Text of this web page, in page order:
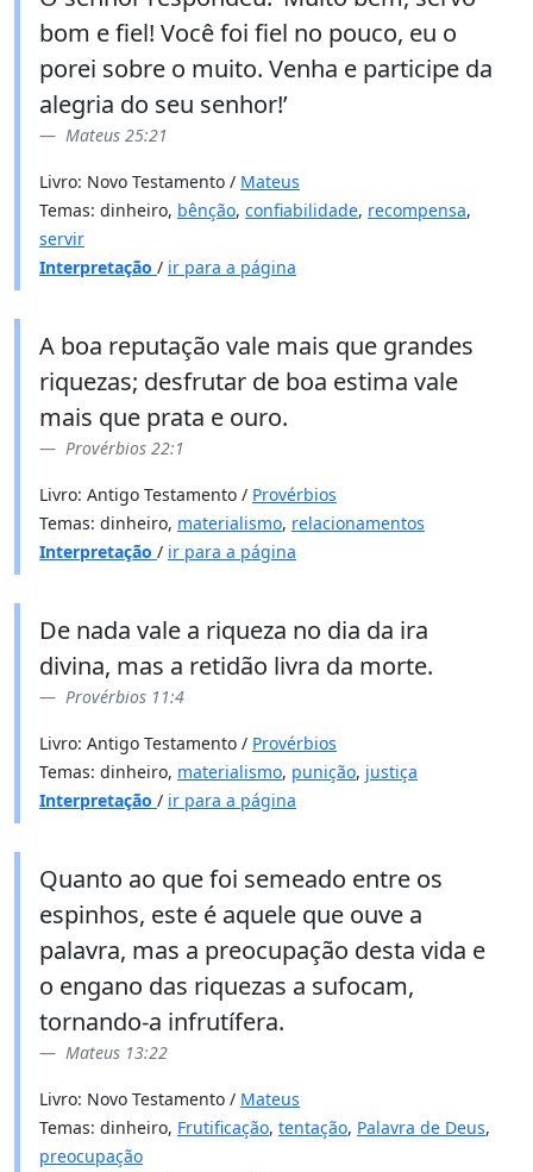
bom e fiel! Você foi fiel no pouco, eu o
porei sobre o muito. Venha e participe da
alegria do seu senhor!’
Mateus 25:21
Livro: Novo Testamento / Mateus
Temas: dinheiro, bênção, confiabilidade, recompensa,
servir
Interpretação / ir para a página
A boa reputação vale mais que grandes
riquezas; desfrutar de boa estima vale
mais que prata e ouro.
Provérbios 22:1
Livro: Antigo Testamento / Provérbios
Temas: dinheiro, materialismo, relacionamentos
Interpretação / ir para a página
De nada vale a riqueza no dia da ira
divina, mas a retidão livra da morte.
Provérbios 11:4
Livro: Antigo Testamento / Provérbios
Temas: dinheiro, materialismo, punição, justiça
Interpretação / ir para a página
Quanto ao que foi semeado entre os
espinhos, este é aquele que ouve a
palavra, mas a preocupação desta vida e
o engano das riquezas a sufocam,
tornando-a infrutífera.
Mateus 13:22
Livro: Novo Testamento / Mateus
Temas: dinheiro, Frutificação, tentação, Palavra de Deus,
preocupação